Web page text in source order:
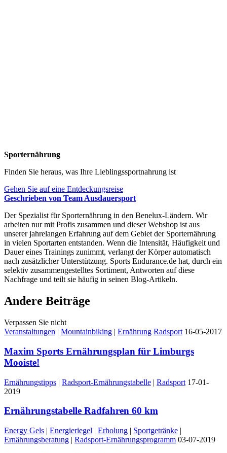
Sporternährung
Finden Sie heraus, was Ihre Lieblingssportnahrung ist
Gehen Sie auf eine Entdeckungsreise
Geschrieben von Team Ausdauersport
Der Spezialist für Sporternährung in den Benelux-Ländern. Wir
arbeiten nur mit Profis zusammen und dieser Webshop ist aus
unserer jahrelangen Erfahrung auf dem Gebiet der Sporternährung
in vielen Sportarten entstanden. Wenn die Intensität, Häufigkeit und
Dauer eines Trainings zunimmt, verlangt der Körper automatisch
nach zusätzlicher Unterstützung. Sports Endurance.de hat, durch ein
selektiv zusammengestelltes Sortiment, Antworten auf diese
Nachfrage und teilt sie häufig in seinen Blog-Artikeln.
Andere Beiträge
Verpassen Sie nicht
Veranstaltungen | Mountainbiking | Ernährung Radsport 16-05-2017
Maxim Sports Ernährungsplan für Limburgs
Mooiste!
Ernährungstipps | Radsport-Ernährungstabelle | Radsport 17-01-
2019
Ernährungstabelle Radfahren 60 km
Energy Gels | Energieriegel | Erholung | Sportgetränke |
Ernährungsberatung | Radsport-Ernährungsprogramm 03-07-2019